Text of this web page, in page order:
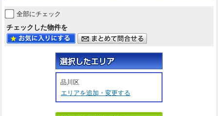
全部にチェック
チェックした物件を
品川区
エリアを追加・変更する